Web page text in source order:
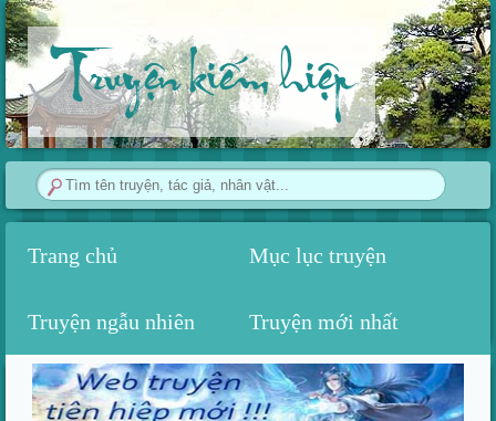
Truyện kiếm hiệp
Trang chủ Mục lục truyện
Truyện ngẫu nhiên Truyện mới nhất